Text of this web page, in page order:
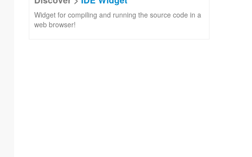
Widget for compiling and running the source code in a
web browser!